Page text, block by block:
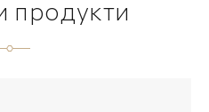
продукти